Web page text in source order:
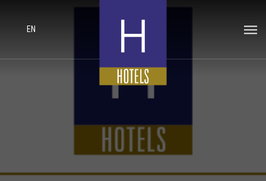
EN